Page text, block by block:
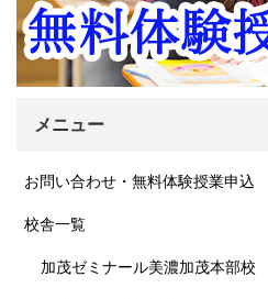
メニュー
お問い合わせ・無料体験授業申込
校舎一覧
加茂ゼミナール美濃加茂本部校